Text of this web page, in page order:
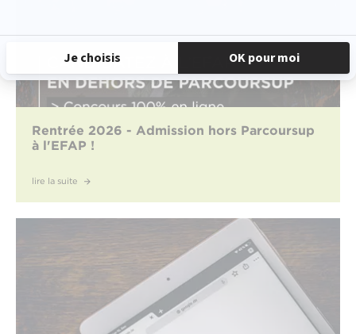
Rentrée 2026 - Admission hors Parcoursup
à l'EFAP !
lire la suite